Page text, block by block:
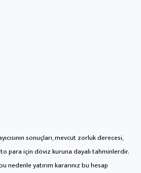
sonuçları, mevcut zorluk derecesi,
para için döviz kuruna dayalı tahminlerdir.
nedenle yatırım kararınız bu hesap